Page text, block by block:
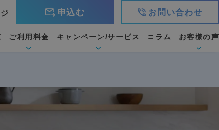
申込む お問い合わせ
ご利用料金 キャンペーン/サービス コラム お客様の声